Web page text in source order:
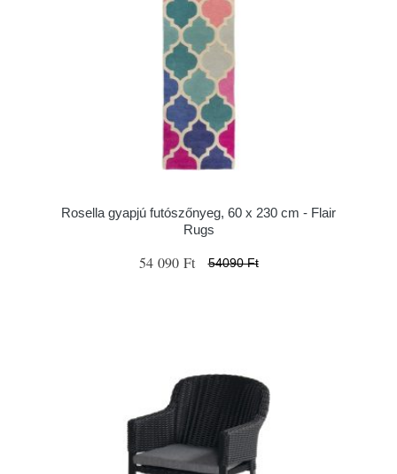
Rosella gyapjú futószőnyeg, 60 x 230 cm - Flair
Rugs
54 090 Ft 54090 Ft